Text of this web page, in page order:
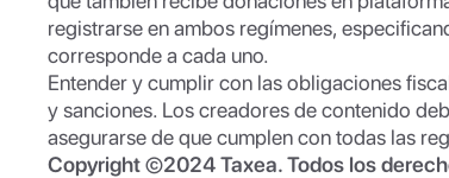
registrarse en ambos regímenes,
corresponde a cada uno.
Entender y cumplir con las obligaciones
y sanciones. Los creadores de contenido
asegurarse de que cumplen con todas las
Copyright ©2024 Taxea. Todos los